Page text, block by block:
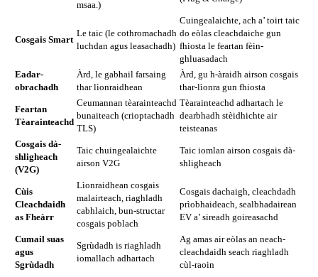
msaa.)
Cosgais Smart
Le taic (le cothromachadh
luchdan agus leasachadh)
Cuingealaichte, ach a’ toirt taic
do eòlas cleachdaiche gun
fhiosta le feartan fèin-
ghluasadach
Eadar-
obrachadh
Àrd, le gabhail farsaing
thar lìonraidhean
Àrd, gu h-àraidh airson cosgais
thar-lìonra gun fhiosta
Feartan
Tèarainteachd
Ceumannan tèarainteachd
bunaiteach (crioptachadh
TLS)
Tèarainteachd adhartach le
dearbhadh stèidhichte air
teisteanas
Cosgais dà-
shligheach
(V2G)
Taic chuingealaichte
airson V2G
Taic iomlan airson cosgais dà-
shligheach
Cùis
Cleachdaidh
as Fheàrr
Lìonraidhean cosgais
malairteach, riaghladh
cabhlaich, bun-structar
cosgais poblach
Cosgais dachaigh, cleachdadh
prìobhaideach, sealbhadairean
EV a’ sireadh goireasachd
Cumail suas
agus
Sgrùdadh
Sgrùdadh is riaghladh
iomallach adhartach
Ag amas air eòlas an neach-
cleachdaidh seach riaghladh
cùl-raoin